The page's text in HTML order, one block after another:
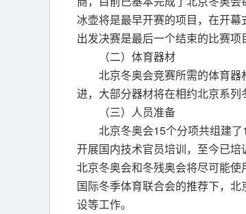
冰壶将是最早开赛的项目，在开
出发决赛是最后一个结束的比赛项
（二）体育器材
北京冬奥会竞赛所需的体育
进，大部分器材将在相约北京系列
（三）人员准备
北京冬奥会15个分项共组建
开展国内技术官员培训，至今已培
北京冬奥会和冬残奥会将尽可能使
国际冬季体育联合会的推荐下，
设等工作。